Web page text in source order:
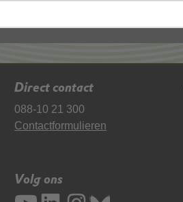
Direct contact
088-10 21 300
Contactformulieren
Volg ons